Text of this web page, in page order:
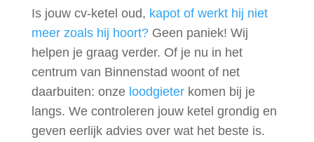
Is jouw cv-ketel oud, kapot of werkt hij niet
meer zoals hij hoort?Geen paniek! Wij
helpen je graag verder. Of je nu in het
centrum van Binnenstad woont of net
daarbuiten: onze loodgieterkomen bij je
langs. We controleren jouw ketel grondig en
geven eerlijk advies over wat het beste is.